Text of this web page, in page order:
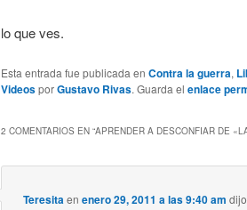
lo que ves.
Esta entrada fue publicada en Contra la guerra,
VideosporGustavo Rivas. Guarda el enlace
2 COMENTARIOS EN “APRENDER A DESCONFIAR DE
Teresitaenenero 29, 2011 a las 9:40 am